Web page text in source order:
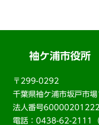
袖ケ浦市役所
〒299-0292
千葉県袖ケ浦市坂戸市場
法人番号
電話：0438-62-2111（